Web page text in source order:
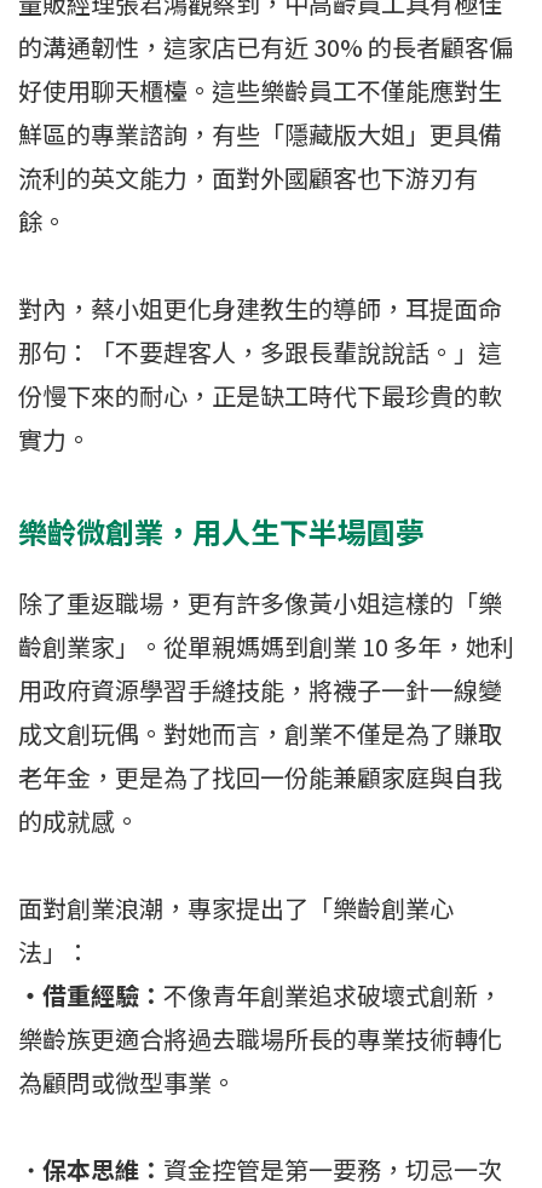
的溝通韌性，這家店已有近 30% 的長者顧客偏
好使用聊天櫃檯。這些樂齡員工不僅能應對生
鮮區的專業諮詢，有些「隱藏版大姐」更具備
流利的英文能力，面對外國顧客也下游刃有
餘。
對內，蔡小姐更化身建教生的導師，耳提面命
那句：「不要趕客人，多跟長輩說說話。」這
份慢下來的耐心，正是缺工時代下最珍貴的軟
實力。
樂齡微創業，用人生下半場圓夢
除了重返職場，更有許多像黃小姐這樣的「樂
齡創業家」。從單親媽媽到創業 10 多年，她利
用政府資源學習手縫技能，將襪子一針一線變
成文創玩偶。對她而言，創業不僅是為了賺取
老年金，更是為了找回一份能兼顧家庭與自我
的成就感。
面對創業浪潮，專家提出了「樂齡創業心
法」：
・借重經驗： 不像青年創業追求破壞式創新，
樂齡族更適合將過去職場所長的專業技術轉化
為顧問或微型事業。
・ 保本思維： 資金控管是第一要務，切忌一次